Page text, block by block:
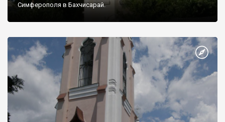
Симферополя в Бахчисарай.